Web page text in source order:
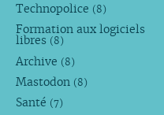
Technopolice (8)
Formation aux logiciels
libres (8)
Archive (8)
Mastodon (8)
Santé (7)